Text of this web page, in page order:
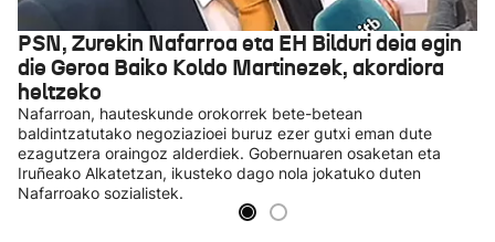
PSN, Zurekin Nafarroa eta EH Bilduri deia egin
die Geroa Baiko Koldo Martinezek, akordiora
heltzeko
Nafarroan, hauteskunde orokorrek bete-betean
baldintzatutako negoziazioei buruz ezer gutxi eman dute
ezagutzera oraingoz alderdiek. Gobernuaren osaketan eta
Iruñeako Alkatetzan, ikusteko dago nola jokatuko duten
Nafarroako sozialistek.